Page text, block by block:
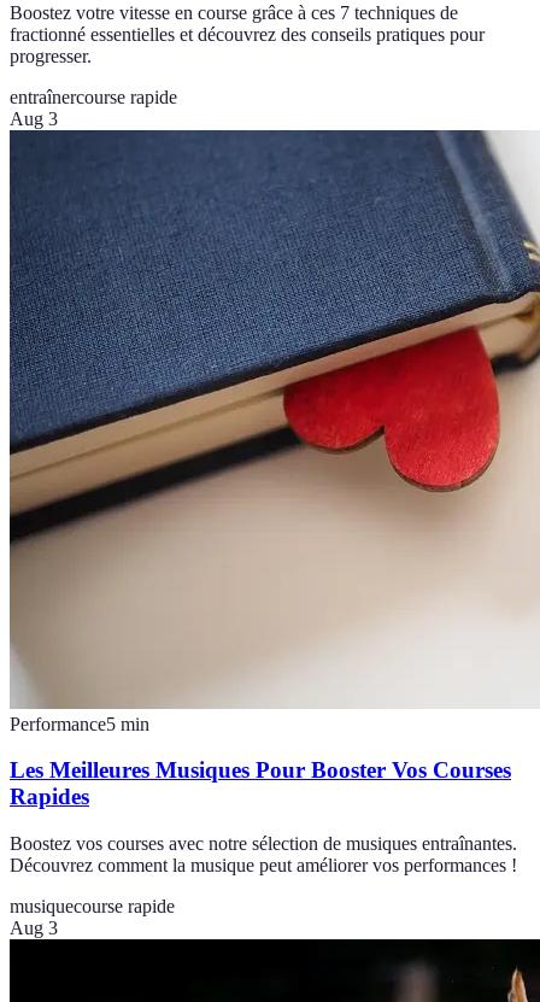
Boostez votre vitesse en course grâce à ces 7 techniques de
fractionné essentielles et découvrez des conseils pratiques pour
progresser.
entraînercourse rapide
Aug 3
Performance5 min
Les Meilleures Musiques Pour Booster Vos Courses
Rapides
Boostez vos courses avec notre sélection de musiques entraînantes.
Découvrez comment la musique peut améliorer vos performances !
musiquecourse rapide
Aug 3